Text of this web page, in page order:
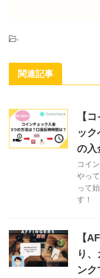
-
関連記事
【
ッ
の入
コイ
やっ
って
す！
【
り
ンク